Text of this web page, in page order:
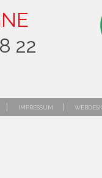
22
IMPRESSUM